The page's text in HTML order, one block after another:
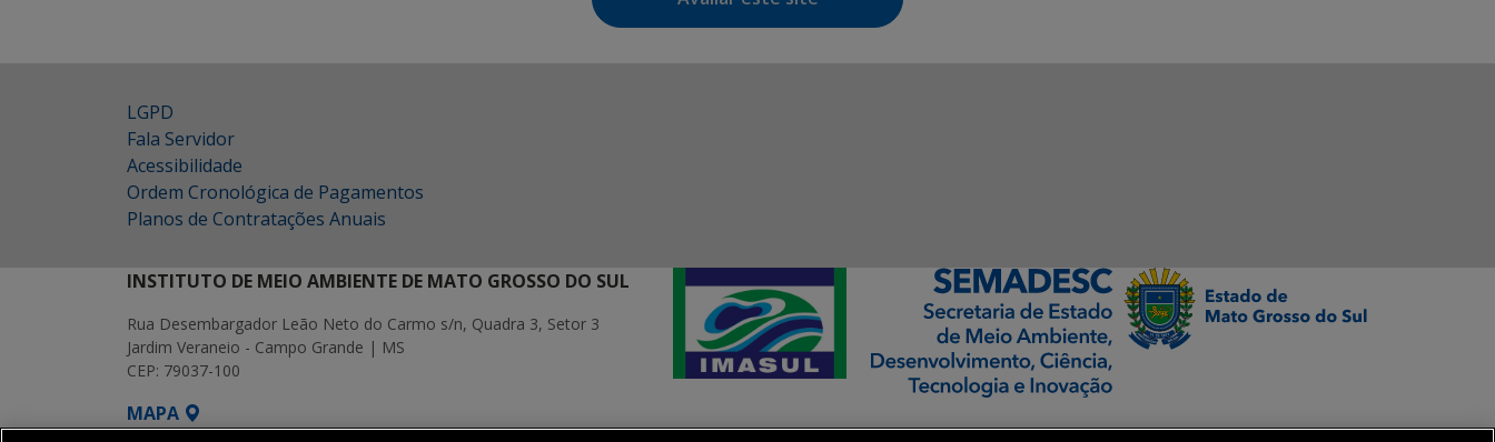
LGPD
Fala Servidor
Acessibilidade
Ordem Cronológica de Pagamentos
Planos de Contratações Anuais
INSTITUTO DE MEIO AMBIENTE DE MATO GROSSO DO SUL
Rua Desembargador Leão Neto do Carmo s/n, Quadra 3, Setor 3
Jardim Veraneio - Campo Grande | MS
CEP: 79037-100
MAPA